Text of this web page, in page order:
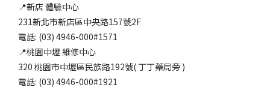
📍新店 體驗中心
231新北市新店區中央路157號2F
電話: (03) 4946-000#1571
📍桃園中壢 維修中心
320 桃園市中壢區民族路192號( 丁丁藥局旁 )
電話: (03) 4946-000#1921